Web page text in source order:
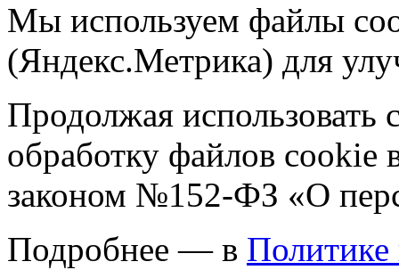
Мы используем файлы
(Яндекс.Метрика) для
Продолжая использовать
обработку файлов cookie
законом №152-ФЗ «О
Подробнее — в Политике